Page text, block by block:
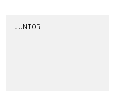
JUNIOR